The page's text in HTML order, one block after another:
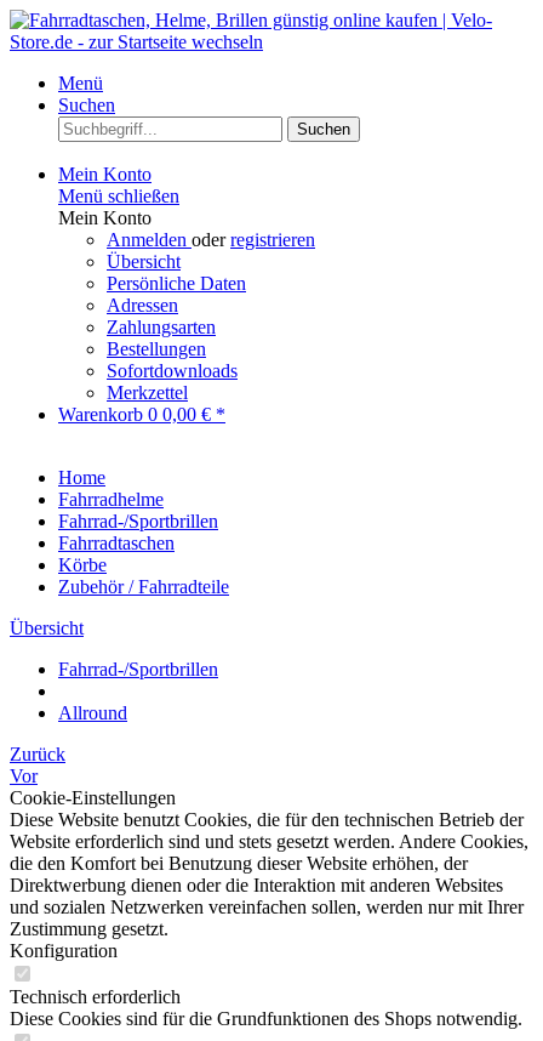
Menü
Suchen
Suchen
Mein Konto
Menü schließen
Mein Konto
Anmelden oderregistrieren
Übersicht
Persönliche Daten
Adressen
Zahlungsarten
Bestellungen
Sofortdownloads
Merkzettel
Warenkorb 0 0,00 € *
Home
Fahrradhelme
Fahrrad-/Sportbrillen
Fahrradtaschen
Körbe
Zubehör / Fahrradteile
Übersicht
Fahrrad-/Sportbrillen
Allround
Zurück
Vor
Cookie-Einstellungen
Diese Website benutzt Cookies, die für den technischen Betrieb der
Website erforderlich sind und stets gesetzt werden. Andere Cookies,
die den Komfort bei Benutzung dieser Website erhöhen, der
Direktwerbung dienen oder die Interaktion mit anderen Websites
und sozialen Netzwerken vereinfachen sollen, werden nur mit Ihrer
Zustimmung gesetzt.
Konfiguration
Technisch erforderlich
Diese Cookies sind für die Grundfunktionen des Shops notwendig.